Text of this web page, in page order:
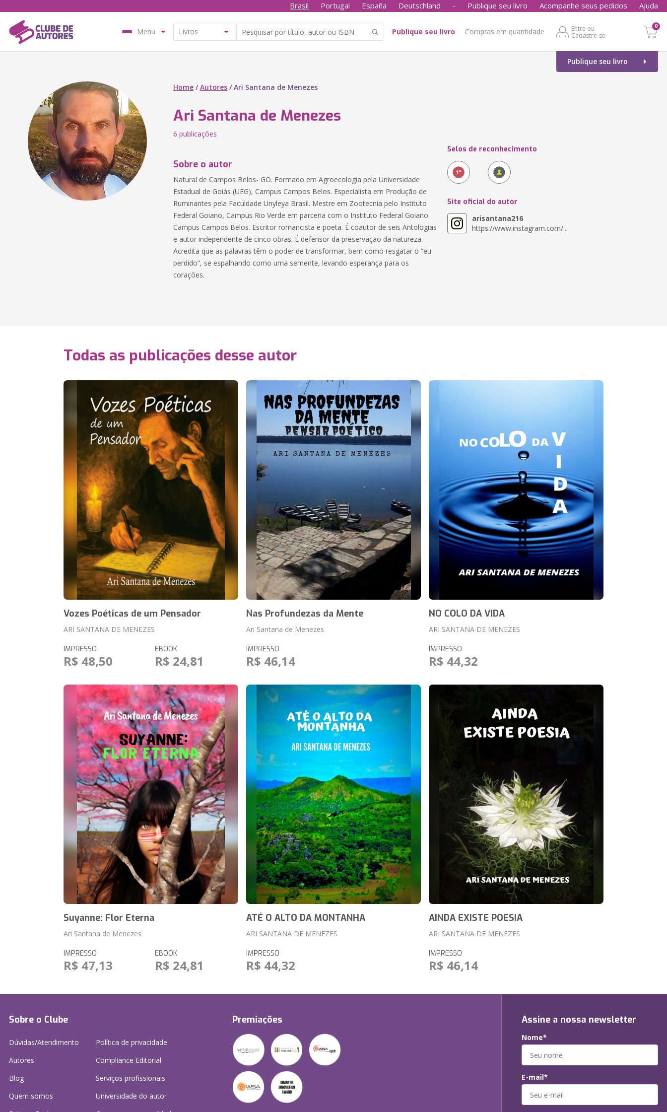
Brasil Portugal España Deutschland - Publique seu livro Acompanhe seus pedidos Ajuda
Menu Publique seu livro Compras em quantidade
Entre ou
Cadastre-se
0
Publique seu livro
Home /Autores /Ari Santana de Menezes
Ari Santana de Menezes
6 publicações
Sobre o autor
Natural de Campos Belos- GO. Formado em Agroecologia pela Universidade
Estadual de Goiás (UEG), Campus Campos Belos. Especialista em Produção de
Ruminantes pela Faculdade Unyleya Brasil. Mestre em Zootecnia pelo Instituto
Federal Goiano, Campus Rio Verde em parceria com o Instituto Federal Goiano
Campus Campos Belos. Escritor romancista e poeta. É coautor de seis Antologias
e autor independente de cinco obras. É defensor da preservação da natureza.
Acredita que as palavras têm o poder de transformar, bem como resgatar o “eu
perdido”, se espalhando como uma semente, levando esperança para os
corações.
Selos de reconhecimento
Site oficial do autor
arisantana216
https://www.instagram.com/...
Todas as publicações desse autor
Vozes Poéticas de um Pensador
ARI SANTANA DE MENEZES
IMPRESSO
R$ 48,50
EBOOK
R$ 24,81
Nas Profundezas da Mente
Ari Santana de Menezes
IMPRESSO
R$ 46,14
NO COLO DA VIDA
ARI SANTANA DE MENEZES
IMPRESSO
R$ 44,32
Suyanne: Flor Eterna
Ari Santana de Menezes
IMPRESSO
R$ 47,13
EBOOK
R$ 24,81
ATÉ O ALTO DA MONTANHA
ARI SANTANA DE MENEZES
IMPRESSO
R$ 44,32
AINDA EXISTE POESIA
ARI SANTANA DE MENEZES
IMPRESSO
R$ 46,14
Sobre o Clube
Dúvidas/Atendimento
Autores
Blog
Quem somos
Política de privacidade
Compliance Editorial
Serviços profissionais
Universidade do autor
Premiações Assine a nossa newsletter
Nome*
E-mail*